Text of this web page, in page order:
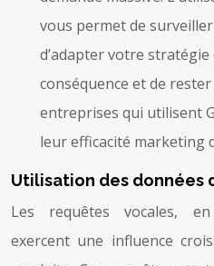
vous permet de
d’adapter votre
conséquence et de
entreprises qui utilisent
leur efficacité marketing
Utilisation des données
Les requêtes vocales,
exercent une influence